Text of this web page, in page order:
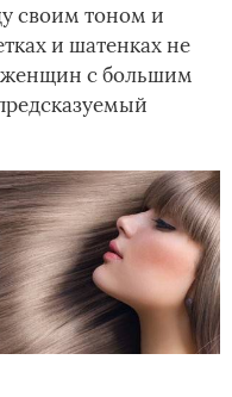
своим тоном и
и шатенках не
женщин с большим